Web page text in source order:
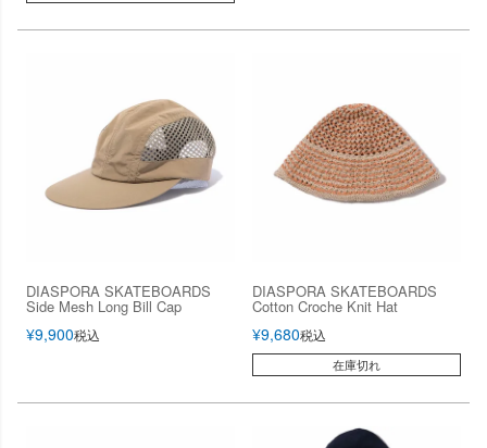
DIASPORA SKATEBOARDS
Side Mesh Long Bill Cap
¥9,900税込
DIASPORA SKATEBOARDS
Cotton Croche Knit Hat
¥9,680税込
在庫切れ